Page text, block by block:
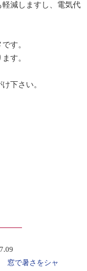
減しますし、電気代
す。
す。
下さい。
窓で暑さをシャ